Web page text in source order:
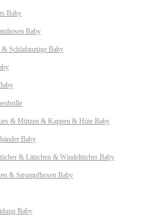
Baby
Baby
& Schlafanzüge Baby
& Mützen & Kappen & Hüte Baby
Baby
& Lätzchen & Windeltücher Baby
& Strumpfhosen Baby
Baby